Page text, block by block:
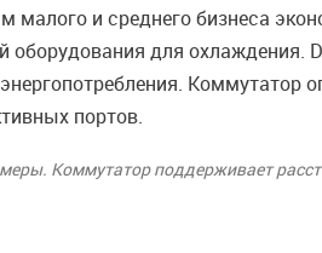
малого и среднего бизнеса
для охлаждения.
Коммутатор
портов.
Коммутатор поддерживает